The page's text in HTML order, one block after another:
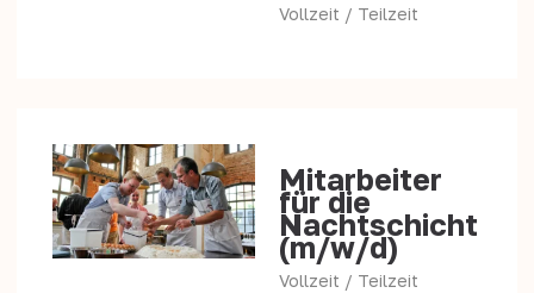
Vollzeit / Teilzeit
Mitarbeiter
für die
Nachtschicht
(m/w/d)
Vollzeit / Teilzeit